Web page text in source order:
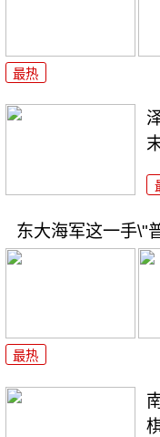
最热
东大海军这一手\"
最热